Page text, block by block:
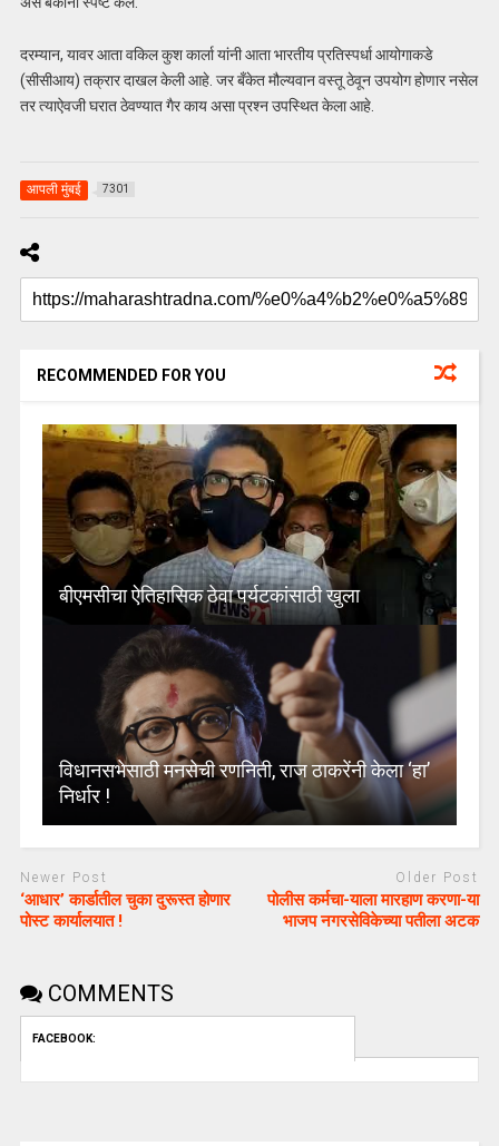
दरम्यान, यावर आता वकिल कुश कार्ला यांनी आता भारतीय प्रतिस्पर्धा आयोगाकडे
(सीसीआय) तक्रार दाखल केली आहे. जर बँकेत मौल्यवान वस्तू ठेवून उपयोग होणार नसेल
तर त्याऐवजी घरात ठेवण्यात गैर काय असा प्रश्न उपस्थित केला आहे.
आपली मुंबई 7301
RECOMMENDED FOR YOU
बीएमसीचा ऐतिहासिक ठेवा पर्यटकांसाठी खुला
विधानसभेसाठी मनसेची रणनिती, राज ठाकरेंनी केला ‘हा’
निर्धार !
Newer Post
‘आधार’ कार्डातील चुका दुरूस्त होणार
पोस्ट कार्यालयात !
Older Post
पोलीस कर्मचा-याला मारहाण करणा-या
भाजप नगरसेविकेच्या पतीला अटक
COMMENTS
FACEBOOK: